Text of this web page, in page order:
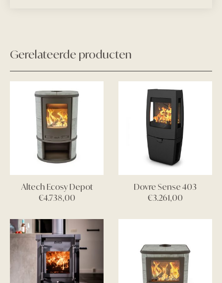
Gerelateerde producten
Altech Ecosy Depot
€4.738,00
Dovre Sense 403
€3.261,00